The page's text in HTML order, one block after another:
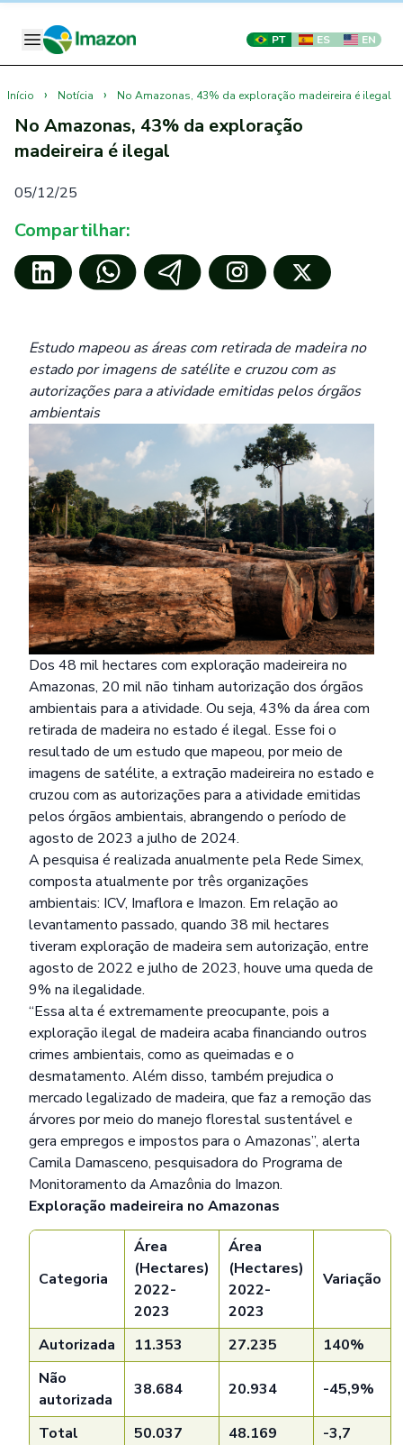
PT ES EN
Início › Notícia › No Amazonas, 43% da exploração madeireira é ilegal
No Amazonas, 43% da exploração
madeireira é ilegal
05/12/25
Compartilhar:
Estudo mapeou as áreas com retirada de madeira no
estado por imagens de satélite e cruzou com as
autorizações para a atividade emitidas pelos órgãos
ambientais
Dos 48 mil hectares com exploração madeireira no
Amazonas, 20 mil não tinham autorização dos órgãos
ambientais para a atividade. Ou seja, 43% da área com
retirada de madeira no estado é ilegal. Esse foi o
resultado de um estudo que mapeou, por meio de
imagens de satélite, a extração madeireira no estado e
cruzou com as autorizações para a atividade emitidas
pelos órgãos ambientais, abrangendo o período de
agosto de 2023 a julho de 2024.
A pesquisa é realizada anualmente pela Rede Simex,
composta atualmente por três organizações
ambientais: ICV, Imaflora e Imazon. Em relação ao
levantamento passado, quando 38 mil hectares
tiveram exploração de madeira sem autorização, entre
agosto de 2022 e julho de 2023, houve uma queda de
9% na ilegalidade.
“Essa alta é extremamente preocupante, pois a
exploração ilegal de madeira acaba financiando outros
crimes ambientais, como as queimadas e o
desmatamento. Além disso, também prejudica o
mercado legalizado de madeira, que faz a remoção das
árvores por meio do manejo florestal sustentável e
gera empregos e impostos para o Amazonas”, alerta
Camila Damasceno, pesquisadora do Programa de
Monitoramento da Amazônia do Imazon.
Exploração madeireira no Amazonas
Categoria
Área
(Hectares)
2022-
2023
Área
(Hectares)
2022-
2023
Variação
Autorizada 11.353 27.235
140%
Não
autorizada
38.684 20.934 -45,9%
Total 50.037 48.169 -3,7